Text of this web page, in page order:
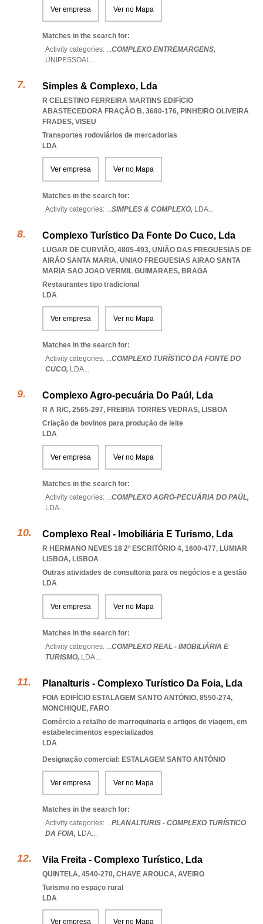
Ver empresa Ver no Mapa
Matches in the search for:
Activity categories: ...COMPLEXO ENTREMARGENS,
UNIPESSOAL...
Simples & Complexo, Lda
R CELESTINO FERREIRA MARTINS EDIFÍCIO
ABASTECEDORA FRAÇÃO B, 3680-176, PINHEIRO OLIVEIRA
FRADES, VISEU
Transportes rodoviários de mercadorias
LDA
Ver empresa Ver no Mapa
Matches in the search for:
Activity categories: ...SIMPLES & COMPLEXO, LDA...
Complexo Turístico Da Fonte Do Cuco, Lda
LUGAR DE CURVIÃO, 4805-493, UNIÃO DAS FREGUESIAS DE
AIRÃO SANTA MARIA, UNIAO FREGUESIAS AIRAO SANTA
MARIA SAO JOAO VERMIL GUIMARAES, BRAGA
Restaurantes tipo tradicional
LDA
Ver empresa Ver no Mapa
Matches in the search for:
Activity categories: ...COMPLEXO TURÍSTICO DA FONTE DO
CUCO, LDA...
Complexo Agro-pecuária Do Paúl, Lda
R A R/C, 2565-297, FREIRIA TORRES VEDRAS, LISBOA
Criação de bovinos para produção de leite
LDA
Ver empresa Ver no Mapa
Matches in the search for:
Activity categories: ...COMPLEXO AGRO-PECUÁRIA DO PAÚL,
LDA...
Complexo Real - Imobiliária E Turismo, Lda
R HERMANO NEVES 18 2º ESCRITÓRIO 4, 1600-477, LUMIAR
LISBOA, LISBOA
Outras atividades de consultoria para os negócios e a gestão
LDA
Ver empresa Ver no Mapa
Matches in the search for:
Activity categories: ...COMPLEXO REAL - IMOBILIÁRIA E
TURISMO, LDA...
Planalturis - Complexo Turístico Da Foia, Lda
FOIA EDIFÍCIO ESTALAGEM SANTO ANTÓNIO, 8550-274,
MONCHIQUE, FARO
Comércio a retalho de marroquinaria e artigos de viagem, em
estabelecimentos especializados
LDA
Designação comercial: ESTALAGEM SANTO ANTÓNIO
Ver empresa Ver no Mapa
Matches in the search for:
Activity categories: ...PLANALTURIS - COMPLEXO TURÍSTICO
DA FOIA, LDA...
Vila Freita - Complexo Turístico, Lda
QUINTELA, 4540-270, CHAVE AROUCA, AVEIRO
Turismo no espaço rural
LDA
Ver empresa Ver no Mapa